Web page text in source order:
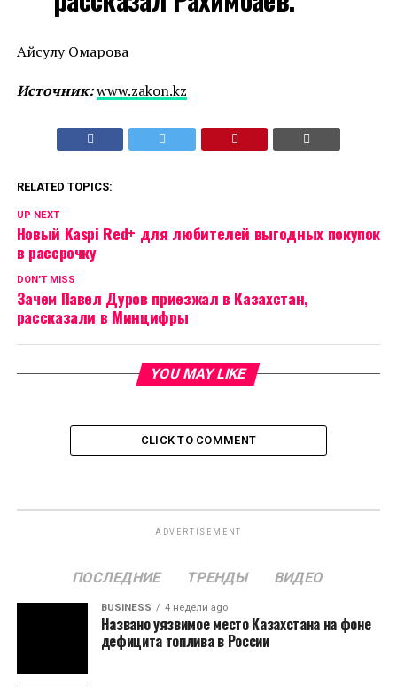
Айсулу Омарова
Источник:www.zakon.kz
RELATED TOPICS:
UP NEXT
Новый Kaspi Red+ для любителей выгодных покупок
в рассрочку
DON'T MISS
Зачем Павел Дуров приезжал в Казахстан,
рассказали в Минцифры
YOU MAY LIKE
CLICK TO COMMENT
ADVERTISEMENT
ПОСЛЕДНИЕ ТРЕНДЫ ВИДЕО
BUSINESS 4 недели ago
Названо уязвимое место Казахстана на фоне
дефицита топлива в России